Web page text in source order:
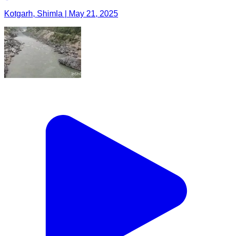
Kotgarh, Shimla | May 21, 2025